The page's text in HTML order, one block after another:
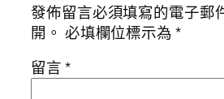
發佈留言必須填寫的電子郵
開。 必填欄位標示為*
留言*